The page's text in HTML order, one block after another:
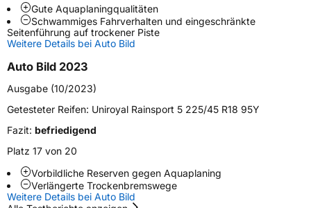
Weitere Eigenschaften
SchlauchtypTL
Zustand Neureifen
FelgenschutzFR
EU Label
EffizienzC
Gute Aquaplaningqualitäten
Schwammiges Fahrverhalten und eingeschränkte
Seitenführung auf trockener Piste
Weitere Details bei Auto Bild
Auto Bild 2023
Ausgabe (10/2023)
Getesteter Reifen: Uniroyal Rainsport 5 225/45 R18 95Y
Fazit: befriedigend
Platz 17 von 20
Vorbildliche Reserven gegen Aquaplaning
Verlängerte Trockenbremswege
Weitere Details bei Auto Bild